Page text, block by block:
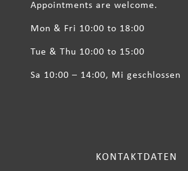
Appointments are welcome.
Mon & Fri 10:00 to 18:00
Tue & Thu 10:00 to 15:00
Sa 10:00 – 14:00, Mi geschlossen
KONTAKTDATEN